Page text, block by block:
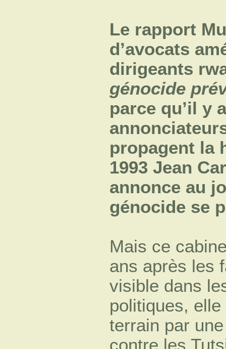
Le rapport
d’avocats
dirigeants
génocide
parce qu’il y
propagent la
1993 Jean
annonce au
génocide se
Mais ce
ans après les
visible dans
politiques,
terrain par
contre les